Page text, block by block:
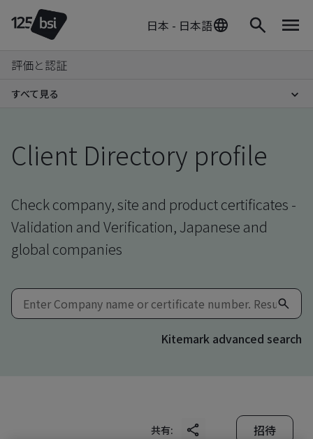
日本 - 日本語
評価と認証
すべて見る
Client Directory profile
Check company, site and product certificates -
Validation and Verification, Japanese and
global companies
Kitemark advanced search
共有: 招待